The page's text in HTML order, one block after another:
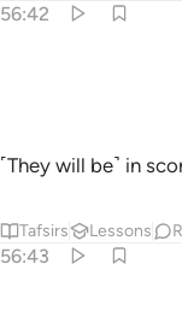
56:42
˹They will be˺ in
Tafsirs Lessons
56:43